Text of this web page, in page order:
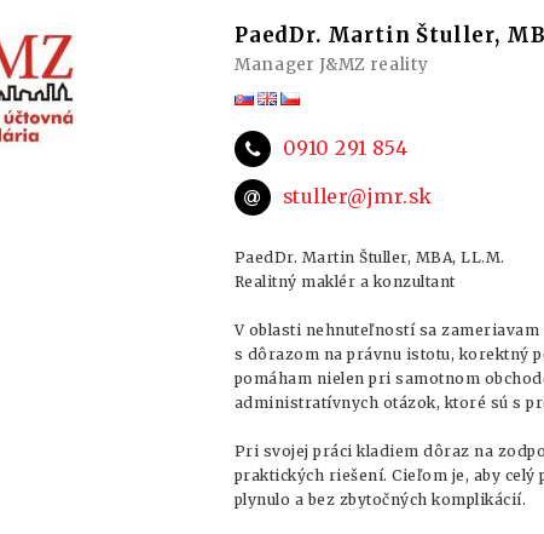
PaedDr. Martin Štuller,
Manager J&MZ reality
0910 291 854
stuller@jmr.sk
PaedDr. Martin Štuller, MBA, LL.M.
Realitný maklér a konzultant
V oblasti nehnuteľností sa
s dôrazom na právnu istotu, korektný
pomáham nielen pri samotnom
administratívnych otázok, ktoré sú s
Pri svojej práci kladiem dôraz na
praktických riešení. Cieľom je, aby celý
plynulo a bez zbytočných komplikácií.